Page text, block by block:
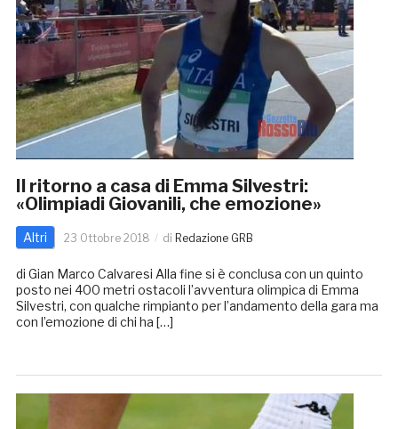
Il ritorno a casa di Emma Silvestri:
«Olimpiadi Giovanili, che emozione»
Altri 23 Ottobre 2018 di Redazione GRB
di Gian Marco Calvaresi Alla fine si è conclusa con un quinto
posto nei 400 metri ostacoli l’avventura olimpica di Emma
Silvestri, con qualche rimpianto per l’andamento della gara ma
con l’emozione di chi ha […]